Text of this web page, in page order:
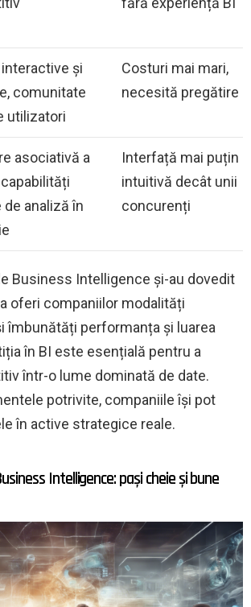
și
comunitate
utilizatori
Costuri mai mari,
necesită pregătire
asociativă a
analiză în
Interfață mai puțin
intuitivă decât unii
concurenți
Business Intelligence și-au dovedit
oferi companiilor modalități
îmbunătăți performanța și luarea
în BI este esențială pentru a
într-o lume dominată de date.
potrivite, companiile își pot
în active strategice reale.
Intelligence: pași cheie și bune